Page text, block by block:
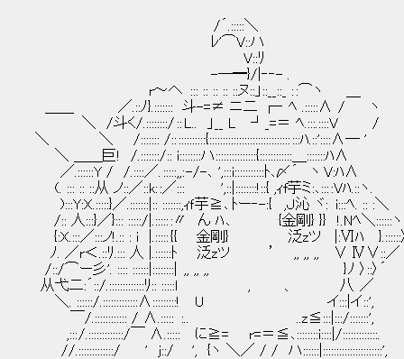
/´.:::::＼
ﾚ'⌒V::ハ
V::ﾘ
-─━}/|‐‐- .
r～へ ::: :: :: :: ::ヌ::」::__::_ : :⌒ヽ ＿
＿＿ ／.::ﾉ}.::::::: 斗-=≠ ニ二 ┌‐ ﾍ .:::::∧ / ヽ
＼ /斗く/.::::::::/ :: L.. 」__ L ┘_=＝ ﾍ.:::.::::V /
＼ ＼ /::::::: /:: ::::::::::{:::::::::::::::::::::::::::::: :::ﾊ.::'::::∧― '
＼ ＿＿巨! /.:::::::/:: i::::::::ハ:::::::::::::::{::::::::::::＿:::::::ﾊ∧
／.::::::Y / /.::::／. :::::,,: -/-､ ',:::i:::::::::::ﾄ､〆´ ヽ V:ﾊ∧
(. ::: :: ::从 ノ::／::k: :／::: ',::|::::::::!::{ ,ｨf芋ミ:､:::
):::Y:X.:::::}／.:::::::|:: :::::::,ｨｆ芋≧､ ﾄー‐-:{ ,Ｊ沁 ヾ: i:::ﾍ. :: :
/:: 人:::}／}::: :::::/|.::::: :〃 ん ﾊ ､ {金剛} }} !.Nﾍ＼::::::ヽ
{:X.:::／:::ノ!.:: : i |.::::: {{ 金剛} 泛zツ |:Ⅵﾊ }.::::::
ﾉ. ／r＜.::ﾘ.::: 人 |.::::::ﾄ 泛zツ ’ ,, ,, ,, ∨ Ⅳ∨::／
/::/⌒ー彡'. :::: ::::::|::::::::| ,, ,, ,, } ﾉ 〉::〉´
从弋二:´::/.:::::::::::::ﾘ:: :::::l , 、 八 ／
＼. ::::::/.:::::::::::::∧:::::::::! U イ:::|イ ::',
￣/.:::::::::::: / ∧.::::: :.. ..z≦:::|:::/:::::::',
,::: /.:::::::::::::/￣ ∧.::::: に≧= r=＝≦､::::::::i::::|/:::::::::::::.
//.:::::::::::::/ ' j::/ ', {ヽ ＼／ / / ハ::::::|::::::::::::::::::::::',